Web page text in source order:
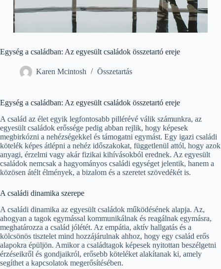
Egység a családban: Az egyesült családok összetartó ereje
Karen Mcintosh Összetartás
Egység a családban: Az egyesült családok összetartó ereje
A család az élet egyik legfontosabb pillérévé válik számunkra, az
egyesült családok erőssége pedig abban rejlik, hogy képesek
megbirkózni a nehézségekkel és támogatni egymást. Egy igazi családi
kötelék képes átlépni a nehéz időszakokat, függetlenül attól, hogy azok
anyagi, érzelmi vagy akár fizikai kihívásokból erednek. Az egyesült
családok nemcsak a hagyományos családi egységet jelentik, hanem a
közösen átélt élmények, a bizalom és a szeretet szövedékét is.
A családi dinamika szerepe
A családi dinamika az egyesült családok működésének alapja. Az,
ahogyan a tagok egymással kommunikálnak és reagálnak egymásra,
meghatározza a család jólétét. Az empátia, aktív hallgatás és a
kölcsönös tisztelet mind hozzájárulnak ahhoz, hogy egy család erős
alapokra épüljön. Amikor a családtagok képesek nyitottan beszélgetni
érzéseikről és gondjaikról, erősebb köteléket alakítanak ki, amely
segíthet a kapcsolatok megerősítésében.